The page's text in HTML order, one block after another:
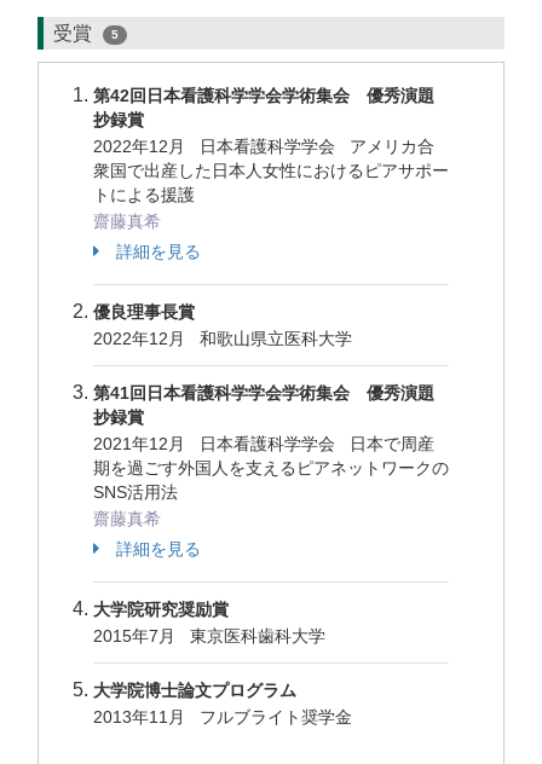
受賞 5
第42回日本看護科学学会学術集会 優秀演題
抄録賞
2022年12月 日本看護科学学会 アメリカ合
衆国で出産した日本人女性におけるピアサポー
トによる援護
齋藤真希
詳細を見る
優良理事長賞
2022年12月 和歌山県立医科大学
第41回日本看護科学学会学術集会 優秀演題
抄録賞
2021年12月 日本看護科学学会 日本で周産
期を過ごす外国人を支えるピアネットワークの
SNS活用法
齋藤真希
詳細を見る
大学院研究奨励賞
2015年7月 東京医科歯科大学
大学院博士論文プログラム
2013年11月 フルブライト奨学金